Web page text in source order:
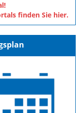
finden Sie hier.